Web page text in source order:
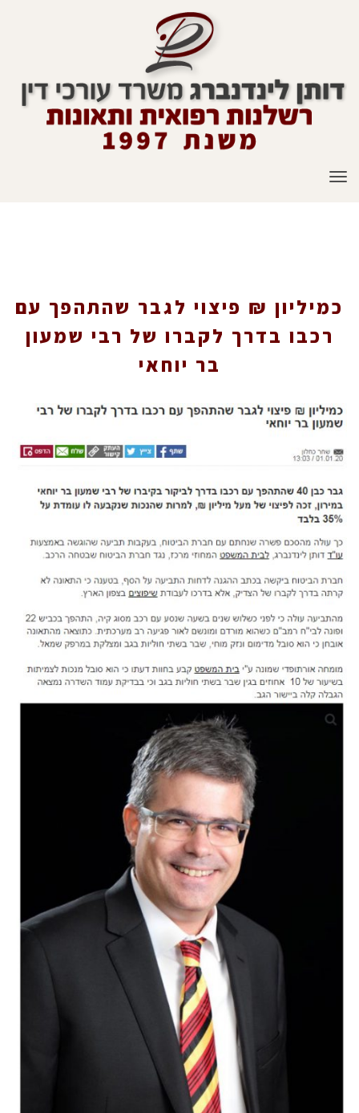
תפריט
כמיליון ₪ פיצוי לגבר שהתהפך עם
רכבו בדרך לקברו של רבי שמעון
בר יוחאי